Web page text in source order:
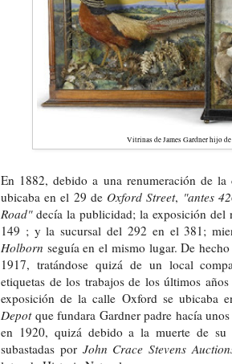
Vitrinas de James Gardner hijo
En 1882, debido a una renumeración de
ubicaba en el 29 de Oxford Street, "antes
Road"decía la publicidad; la exposición del
149 ; y la sucursal del 292 en el 381;
Holborn seguía en el mismo lugar. De
1917, tratándose quizá de un local
etiquetas de los trabajos de los últimos
exposición de la calle Oxford se ubicaba
Depotque fundara Gardner padre hacía
en 1920, quizá debido a la muerte de su
subastadas por John Crace Stevens